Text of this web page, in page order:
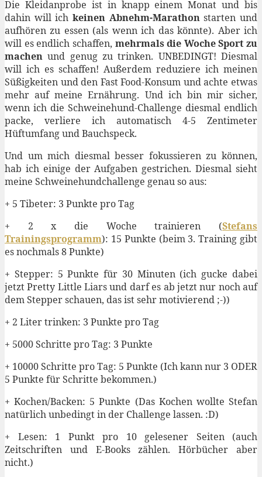
Die Kleidanprobe ist in knapp einem Monat und bis
dahin will ich keinen Abnehm-Marathonstarten und
aufhören zu essen (als wenn ich das könnte). Aber ich
will es endlich schaffen, mehrmals die Woche Sport zu
machen und genug zu trinken. UNBEDINGT! Diesmal
will ich es schaffen! Außerdem reduziere ich meinen
Süßigkeiten und den Fast Food-Konsum und achte etwas
mehr auf meine Ernährung. Und ich bin mir sicher,
wenn ich die Schweinehund-Challenge diesmal endlich
packe, verliere ich automatisch 4-5 Zentimeter
Hüftumfang und Bauchspeck.
Und um mich diesmal besser fokussieren zu können,
hab ich einige der Aufgaben gestrichen. Diesmal sieht
meine Schweinehundchallenge genau so aus:
+ 5 Tibeter: 3 Punkte pro Tag
+ 2 x die Woche trainieren (Stefans
Trainingsprogramm): 15 Punkte (beim 3. Training gibt
es nochmals 8 Punkte)
+ Stepper: 5 Punkte für 30 Minuten (ich gucke dabei
jetzt Pretty Little Liars und darf es ab jetzt nur noch auf
dem Stepper schauen, das ist sehr motivierend ;-))
+ 2 Liter trinken: 3 Punkte pro Tag
+ 5000 Schritte pro Tag: 3 Punkte
+ 10000 Schritte pro Tag: 5 Punkte (Ich kann nur 3 ODER
5 Punkte für Schritte bekommen.)
+ Kochen/Backen: 5 Punkte (Das Kochen wollte Stefan
natürlich unbedingt in der Challenge lassen. :D)
+ Lesen: 1 Punkt pro 10 gelesener Seiten (auch
Zeitschriften und E-Books zählen. Hörbücher aber
nicht.)